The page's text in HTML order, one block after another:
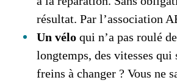
résultat. Par l’association
Un vélo qui n’a pas roulé
longtemps, des vitesses qui
freins à changer ? Vous ne